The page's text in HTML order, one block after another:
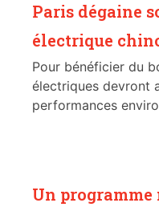
Paris dégaine
électrique
Pour bénéficier du
électriques devront
performances
Un